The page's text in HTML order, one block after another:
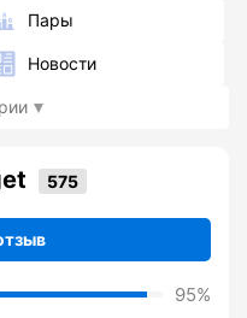
Пары
Новости
95%